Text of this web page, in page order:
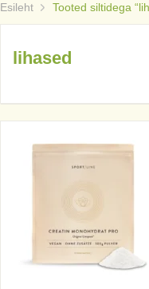
Esileht Tooted siltidega
lihased